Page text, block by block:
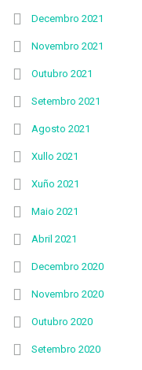
Decembro 2021
Novembro 2021
Outubro 2021
Setembro 2021
Agosto 2021
Xullo 2021
Xuño 2021
Maio 2021
Abril 2021
Decembro 2020
Novembro 2020
Outubro 2020
Setembro 2020